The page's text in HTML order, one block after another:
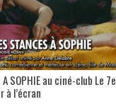
A SOPHIE au ciné-club Le 7e
à l’écran